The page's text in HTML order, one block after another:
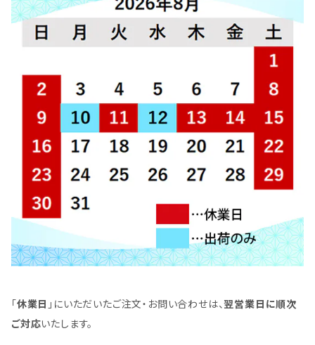
「休業日 」にいただいたご注文・お問い合わせは、翌営業日に順次
ご対応いたします。